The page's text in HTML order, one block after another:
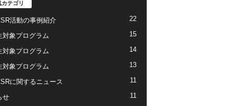
テゴリ
活動の事例紹介 22
対象プログラム 15
対象プログラム 14
対象プログラム 13
に関するニュース 11
せ 11